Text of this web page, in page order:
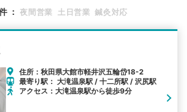
検索する
その他の検索方法
探す
： 夜間営業 土日営業 鍼灸対応
住所：秋田県大館市軽井沢五輪岱18-2
最寄り駅： 大滝温泉駅 / 十二所駅 / 沢尻駅
アクセス：大滝温泉駅から徒歩9分